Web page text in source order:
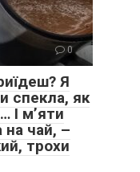
0
Я
спекла, як
І м’яти
на чай, –
трохи